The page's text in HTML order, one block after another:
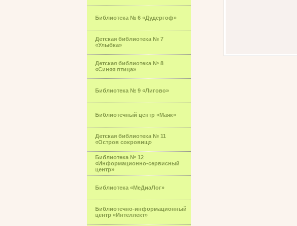
Библиотека № 6 «Дудергоф»
Детская библиотека № 7
«Улыбка»
Детская библиотека № 8
«Синяя птица»
Библиотека № 9 «Лигово»
Библиотечный центр «Маяк»
Детская библиотека № 11
«Остров сокровищ»
Библиотека № 12
«Информационно-сервисный
центр»
Библиотека «МеДиаЛог»
Библиотечно-информационный
центр «Интеллект»